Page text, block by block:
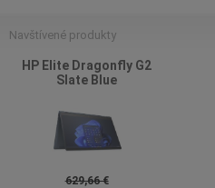
Navštívené produkty
HP Elite Dragonfly G2
Slate Blue
629,66 €